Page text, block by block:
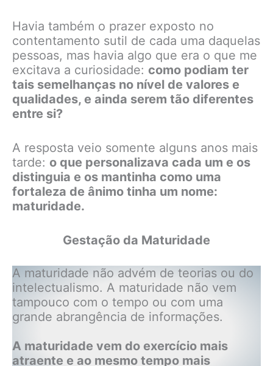
Havia também o prazer exposto no
contentamento sutil de cada uma daquelas
pessoas, mas havia algo que era o que me
excitava a curiosidade: como podiam ter
tais semelhanças no nível de valores e
qualidades, e ainda serem tão diferentes
entre si?
A resposta veio somente alguns anos mais
tarde: o que personalizava cada um e os
distinguia e os mantinha como uma
fortaleza de ânimo tinha um nome:
maturidade.
Gestação da Maturidade
A maturidade não advém de teorias ou do
intelectualismo. A maturidade não vem
tampouco com o tempo ou com uma
grande abrangência de informações.
A maturidade vem do exercício mais
atraente e ao mesmo tempo mais